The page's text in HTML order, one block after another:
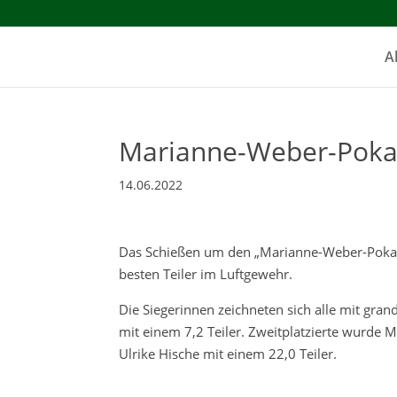
Marianne-Weber-
14.06.2022
Das Schießen um den „Marianne-Weber-
besten Teiler im Luftgewehr.
Die Siegerinnen zeichneten sich alle mit
mit einem 7,2 Teiler. Zweitplatzierte wurde
Ulrike Hische mit einem 22,0 Teiler.